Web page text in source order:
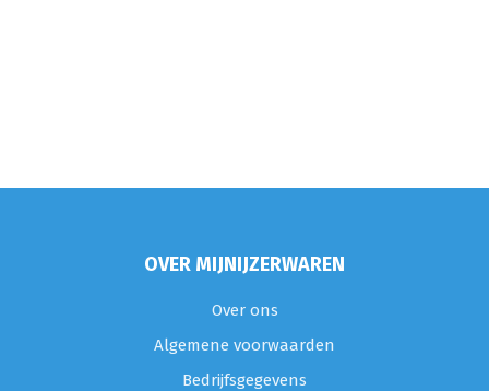
OVER MIJNIJZERWAREN
Over ons
Algemene voorwaarden
Bedrijfsgegevens